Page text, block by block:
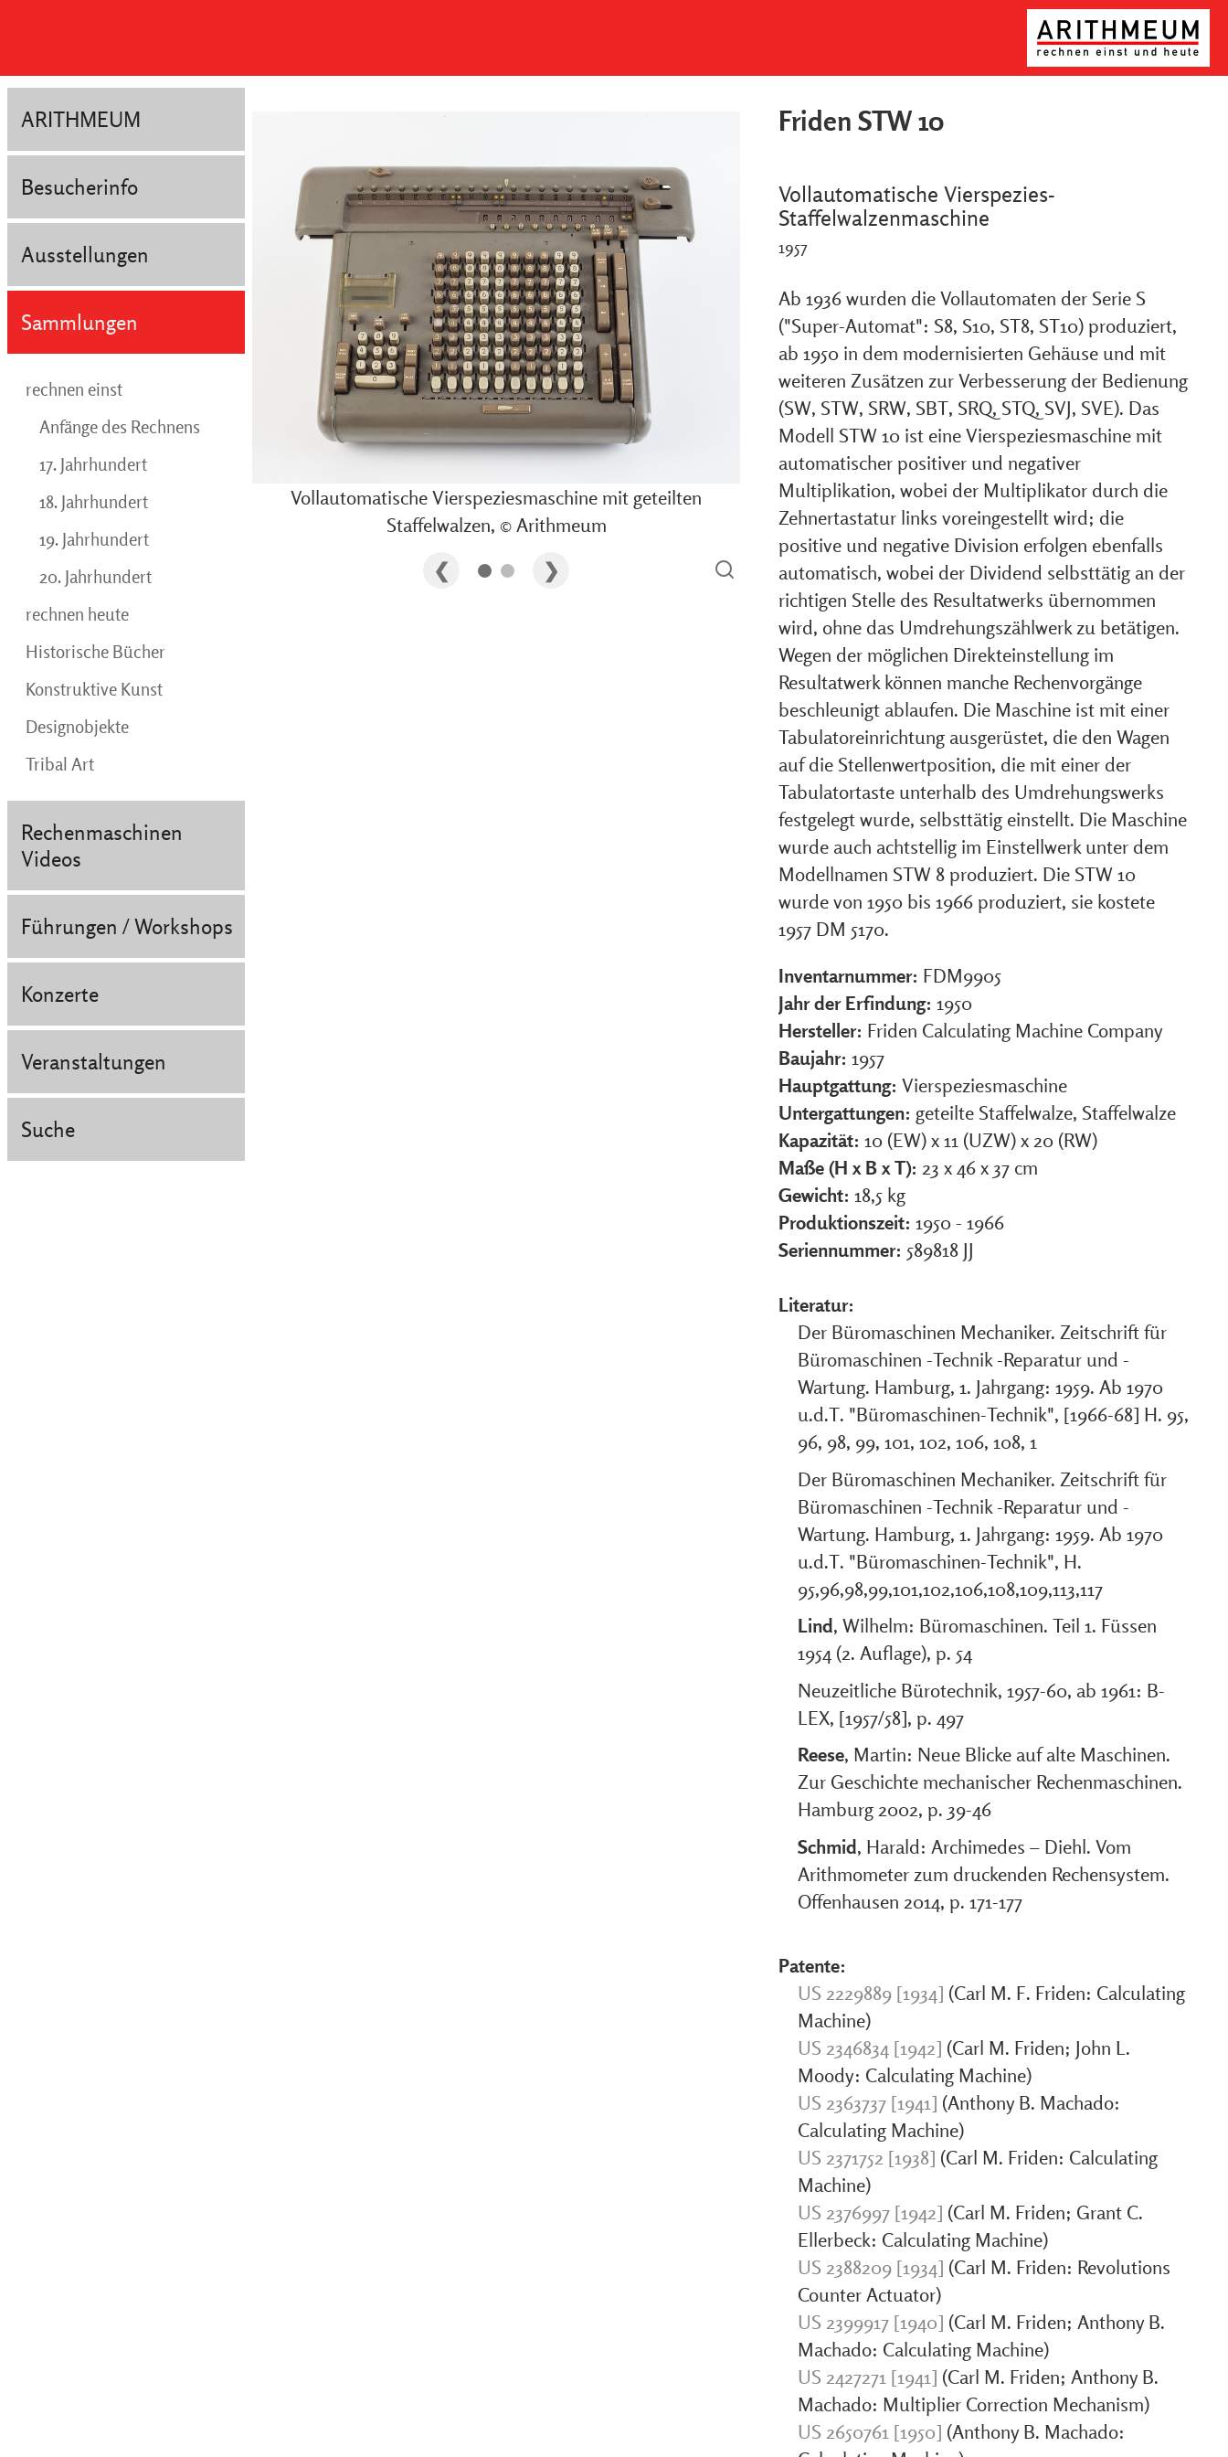
ARITHMEUM
Besucherinfo
Ausstellungen
Sammlungen
rechnen einst
Anfänge des Rechnens
17. Jahrhundert
18. Jahrhundert
19. Jahrhundert
20. Jahrhundert
rechnen heute
Historische Bücher
Konstruktive Kunst
Designobjekte
Tribal Art
Rechenmaschinen
Videos
Führungen / Workshops
Konzerte
Veranstaltungen
Suche
Vollautomatische Vierspeziesmaschine mit geteilten
Staffelwalzen, © Arithmeum
Friden STW 10
Vollautomatische Vierspezies-
Staffelwalzenmaschine
1957
Ab 1936 wurden die Vollautomaten der Serie S
("Super-Automat": S8, S10, ST8, ST10) produziert,
ab 1950 in dem modernisierten Gehäuse und mit
weiteren Zusätzen zur Verbesserung der Bedienung
(SW, STW, SRW, SBT, SRQ, STQ, SVJ, SVE). Das
Modell STW 10 ist eine Vierspeziesmaschine mit
automatischer positiver und negativer
Multiplikation, wobei der Multiplikator durch die
Zehnertastatur links voreingestellt wird; die
positive und negative Division erfolgen ebenfalls
automatisch, wobei der Dividend selbsttätig an der
richtigen Stelle des Resultatwerks übernommen
wird, ohne das Umdrehungszählwerk zu betätigen.
Wegen der möglichen Direkteinstellung im
Resultatwerk können manche Rechenvorgänge
beschleunigt ablaufen. Die Maschine ist mit einer
Tabulatoreinrichtung ausgerüstet, die den Wagen
auf die Stellenwertposition, die mit einer der
Tabulatortaste unterhalb des Umdrehungswerks
festgelegt wurde, selbsttätig einstellt. Die Maschine
wurde auch achtstellig im Einstellwerk unter dem
Modellnamen STW 8 produziert. Die STW 10
wurde von 1950 bis 1966 produziert, sie kostete
1957 DM 5170.
Inventarnummer: FDM9905
Jahr der Erfindung: 1950
Hersteller: Friden Calculating Machine Company
Baujahr: 1957
Hauptgattung: Vierspeziesmaschine
Untergattungen: geteilte Staffelwalze, Staffelwalze
Kapazität: 10 (EW) x 11 (UZW) x 20 (RW)
Maße (H x B x T): 23 x 46 x 37 cm
Gewicht: 18,5 kg
Produktionszeit: 1950 - 1966
Seriennummer: 589818 JJ
Literatur:
Der Büromaschinen Mechaniker. Zeitschrift für
Büromaschinen -Technik -Reparatur und -
Wartung. Hamburg, 1. Jahrgang: 1959. Ab 1970
u.d.T. "Büromaschinen-Technik", [1966-68] H. 95,
96, 98, 99, 101, 102, 106, 108, 1
Der Büromaschinen Mechaniker. Zeitschrift für
Büromaschinen -Technik -Reparatur und -
Wartung. Hamburg, 1. Jahrgang: 1959. Ab 1970
u.d.T. "Büromaschinen-Technik", H.
95,96,98,99,101,102,106,108,109,113,117
Lind, Wilhelm: Büromaschinen. Teil 1. Füssen
1954 (2. Auflage), p. 54
Neuzeitliche Bürotechnik, 1957-60, ab 1961: B-
LEX, [1957/58], p. 497
Reese, Martin: Neue Blicke auf alte Maschinen.
Zur Geschichte mechanischer Rechenmaschinen.
Hamburg 2002, p. 39-46
Schmid, Harald: Archimedes – Diehl. Vom
Arithmometer zum druckenden Rechensystem.
Offenhausen 2014, p. 171-177
Patente:
US 2229889 [1934] (Carl M. F. Friden: Calculating
Machine)
US 2346834 [1942] (Carl M. Friden; John L.
Moody: Calculating Machine)
US 2363737 [1941] (Anthony B. Machado:
Calculating Machine)
US 2371752 [1938] (Carl M. Friden: Calculating
Machine)
US 2376997 [1942] (Carl M. Friden; Grant C.
Ellerbeck: Calculating Machine)
US 2388209 [1934] (Carl M. Friden: Revolutions
Counter Actuator)
US 2399917 [1940] (Carl M. Friden; Anthony B.
Machado: Calculating Machine)
US 2427271 [1941] (Carl M. Friden; Anthony B.
Machado: Multiplier Correction Mechanism)
US 2650761 [1950] (Anthony B. Machado: